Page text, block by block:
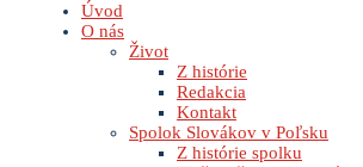
Úvod
O nás
Život
Z histórie
Redakcia
Kontakt
Spolok Slovákov v Poľsku
Z histórie spolku